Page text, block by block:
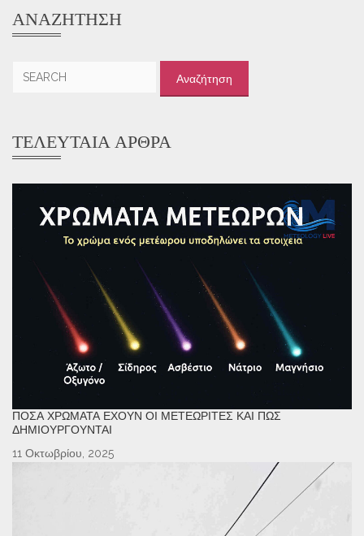
ΑΝΑΖΉΤΗΣΗ
ΤΕΛΕΥΤΑΊΑ ΆΡΘΡΑ
ΠΌΣΑ ΧΡΏΜΑΤΑ ΈΧΟΥΝ ΟΙ ΜΕΤΕΩΡΊΤΕΣ ΚΑΙ ΠΏΣ
ΔΗΜΙΟΥΡΓΟΎΝΤΑΙ
11 Οκτωβρίου, 2025